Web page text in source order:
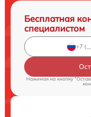
Бесплатная
специалистом
Нажимая на кнопку